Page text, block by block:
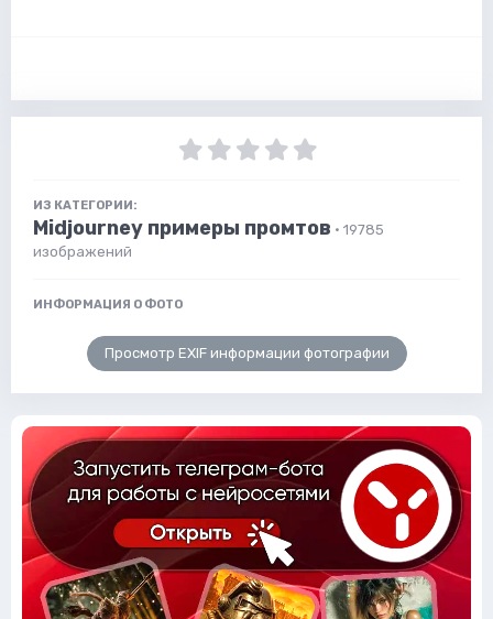
ИЗ КАТЕГОРИИ:
Midjourney примеры промтов · 19785
изображений
ИНФОРМАЦИЯ О ФОТО
Просмотр EXIF информации фотографии